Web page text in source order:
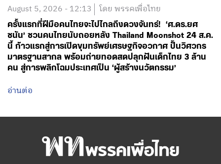
August 5, 2026 - 12:13 โดย พรรคเพื่อไทย
ครั้งแรกที่ฝีมือคนไทยจะไปไกลถึงดวงจันทร์! ‘ศ.ดร.ยศ
ชนัน’ ชวนคนไทยนับถอยหลัง Thailand Moonshot 24 ส.ค.
นี้ ก้าวแรกสู่การเปิดขุมทรัพย์เศรษฐกิจอวกาศ ปั้นวิศวกร
มาตรฐานสากล พร้อมถ่ายทอดสดปลุกฝันเด็กไทย 3 ล้าน
คน สู่การพลิกโฉมประเทศเป็น ‘ผู้สร้างนวัตกรรม’
อ่านต่อ